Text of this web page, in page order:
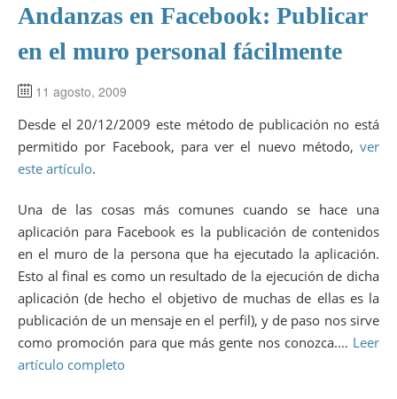
Andanzas en Facebook: Publicar
en el muro personal fácilmente
11 agosto, 2009
Desde el 20/12/2009 este método de publicación no está
permitido por Facebook, para ver el nuevo método, ver
este artículo.
Una de las cosas más comunes cuando se hace una
aplicación para Facebook es la publicación de contenidos
en el muro de la persona que ha ejecutado la aplicación.
Esto al final es como un resultado de la ejecución de dicha
aplicación (de hecho el objetivo de muchas de ellas es la
publicación de un mensaje en el perfil), y de paso nos sirve
como promoción para que más gente nos conozca.… Leer
artículo completo